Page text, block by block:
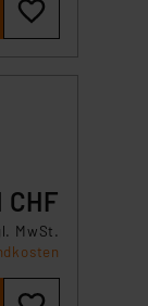
CHF
MwSt.